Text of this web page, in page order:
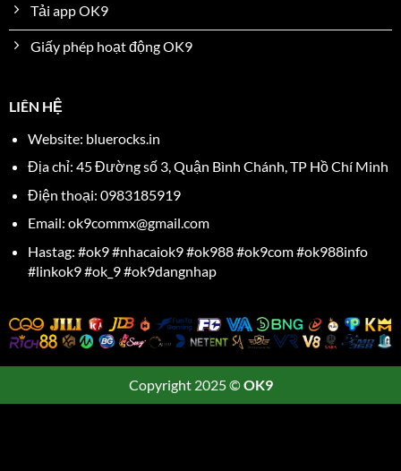
Tải app OK9
Giấy phép hoạt động OK9
LIÊN HỆ
Website: bluerocks.in
Địa chỉ: 45 Đường số 3, Quận Bình Chánh, TP Hồ Chí Minh
Điện thoại: 0983185919
Email: ok9commx@gmail.com
Hastag: #ok9 #nhacaiok9 #ok988 #ok9com #ok988info
#linkok9 #ok_9 #ok9dangnhap
Copyright 2025 ©OK9